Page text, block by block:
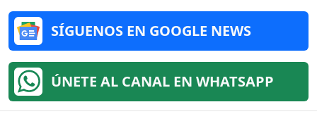
SÍGUENOS EN GOOGLE NEWS
ÚNETE AL CANAL EN WHATSAPP